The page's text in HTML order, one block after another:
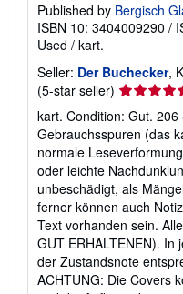
Published by Bergisch
ISBN 10: 3404009290 /
Used / kart.
Seller: Der Buchecker,
(5-star seller) Seller
rating
5
out
of
5
stars
kart. Condition: Gut.
Gebrauchsspuren (das
normale
oder leichte
unbeschädigt, als
ferner können auch
Text vorhanden sein.
GUT ERHALTENEN). In
der Zustandsnote
ACHTUNG: Die Covers